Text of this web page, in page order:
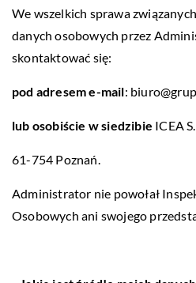
We wszelkich sprawa
danych osobowych przez
skontaktować się:
pod adresem e-mail:
lub osobiście w siedzibie ICEA
61-754 Poznań.
Administrator nie powołał
Osobowych ani swojego